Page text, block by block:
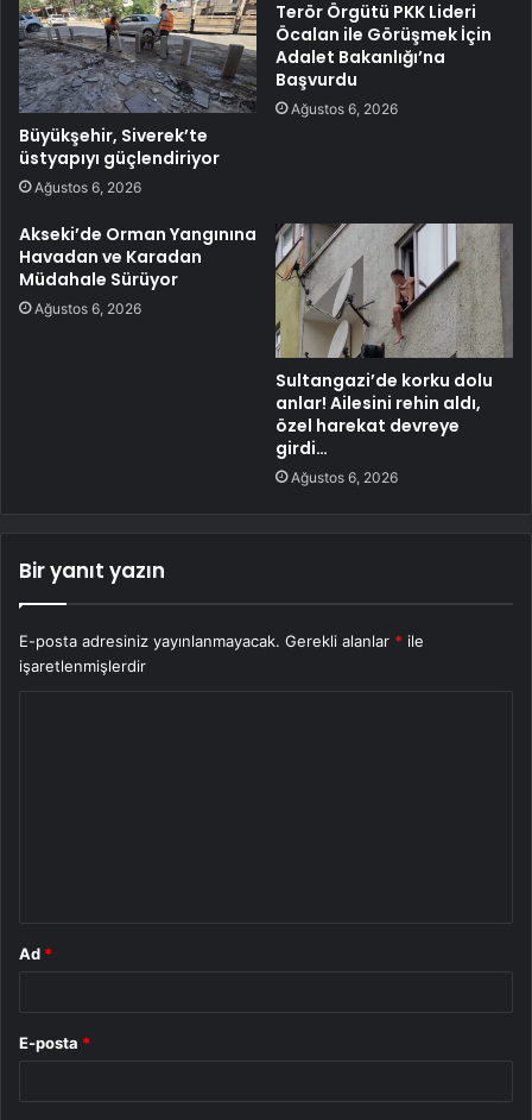
Büyükşehir, Siverek’te
üstyapıyı güçlendiriyor
Ağustos 6, 2026
Terör Örgütü PKK Lideri
Öcalan ile Görüşmek İçin
Adalet Bakanlığı’na
Başvurdu
Ağustos 6, 2026
Akseki’de Orman Yangınına
Havadan ve Karadan
Müdahale Sürüyor
Ağustos 6, 2026
Sultangazi’de korku dolu
anlar! Ailesini rehin aldı,
özel harekat devreye
girdi…
Ağustos 6, 2026
Bir yanıt yazın
E-posta adresiniz yayınlanmayacak. Gerekli alanlar * ile
işaretlenmişlerdir
Ad *
E-posta *